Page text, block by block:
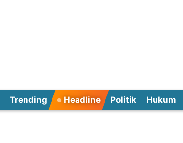
Trending Headline Politik Hukum